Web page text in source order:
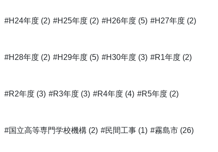
#H24年度 (2) #H25年度 (2) #H26年度 (5) #H27年度 (2)
#H28年度 (2) #H29年度 (5) #H30年度 (3) #R1年度 (2)
#R2年度 (3) #R3年度 (3) #R4年度 (4) #R5年度 (2)
#国立高等専門学校機構 (2) #民間工事 (1) #霧島市 (26)